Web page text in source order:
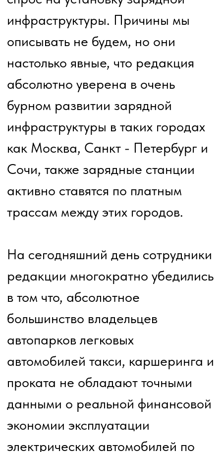
сравнению с доисторическими
ретро автомобилями на бензине
и солярке.
По этой причине приглашаем вас
записаться на закрытый тест -
драйв и лекцию для владельцев и
гендиректоров юр лиц, которые
имеют автопарк легковых
служебных автомобилей.